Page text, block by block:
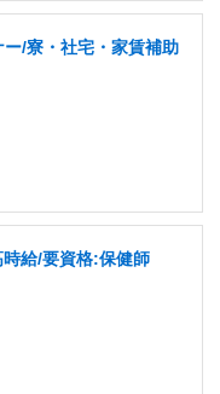
/寮・社宅・家賃補助
時給/要資格:保健師